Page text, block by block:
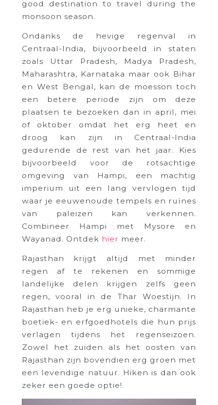
good destination to travel during the
monsoon season.
Ondanks de hevige regenval in
Centraal-India, bijvoorbeeld in staten
zoals Uttar Pradesh, Madya Pradesh,
Maharashtra, Karnataka maar ook Bihar
en West Bengal, kan de moesson toch
een betere periode zijn om deze
plaatsen te bezoeken dan in april, mei
of oktober omdat het erg heet en
droog kan zijn in Centraal-India
gedurende de rest van het jaar. Kies
bijvoorbeeld voor de rotsachtige
omgeving van Hampi, een machtig
imperium uit een lang vervlogen tijd
waar je eeuwenoude tempels en ruïnes
van paleizen kan verkennen.
Combineer Hampi met Mysore en
Wayanad. Ontdek hier meer.
Rajasthan krijgt altijd met minder
regen af te rekenen en sommige
landelijke delen krijgen zelfs geen
regen, vooral in de Thar Woestijn. In
Rajasthan heb je erg unieke, charmante
boetiek- en erfgoedhotels die hun prijs
verlagen tijdens het regenseizoen.
Zowel het zuiden als het oosten van
Rajasthan zijn bovendien erg groen met
een levendige natuur. Hiken is dan ook
zeker een goede optie!